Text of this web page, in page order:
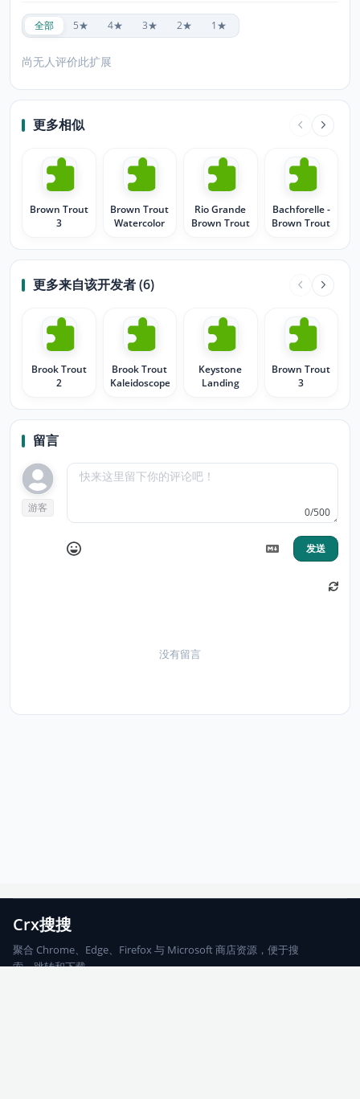
全部 5★ 4★ 3★ 2★ 1★
尚无人评价此扩展
更多相似
Brown Trout
3
Brown Trout
Watercolor
Rio Grande
Brown Trout
Bachforelle -
Brown Trout
更多来自该开发者 (6)
Brook Trout
2
Brook Trout
Kaleidoscope
Keystone
Landing
Brown Trout
3
留言
游客 0/500
发送
没有留言
Crx搜搜
聚合 Chrome、Edge、Firefox 与 Microsoft 商店资源，便于搜
索、跳转和下载。